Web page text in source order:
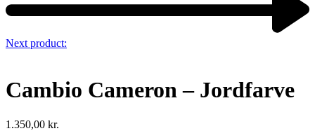
Next product:
Cambio Cameron – Jordfarve
1.350,00 kr.